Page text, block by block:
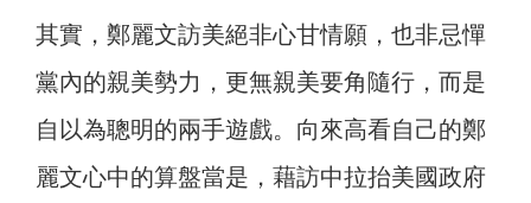
其實，鄭麗文訪美絕非心甘情願，也非忌憚
黨內的親美勢力，更無親美要角隨行，而是
自以為聰明的兩手遊戲。向來高看自己的鄭
麗文心中的算盤當是，藉訪中拉抬美國政府